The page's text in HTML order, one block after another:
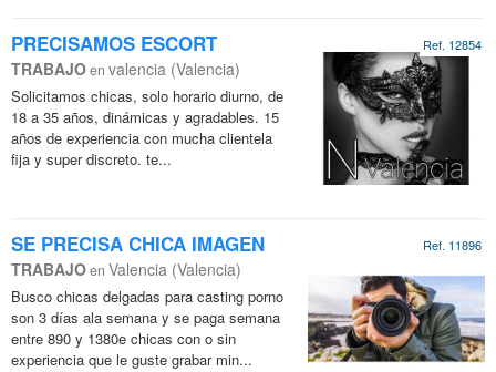
Ref. 12854
PRECISAMOS ESCORT
TRABAJOen valencia (Valencia)
Solicitamos chicas, solo horario diurno, de
18 a 35 años, dinámicas y agradables. 15
años de experiencia con mucha clientela
fija y super discreto. te...
Ref. 11896
SE PRECISA CHICA IMAGEN
TRABAJOen Valencia (Valencia)
Busco chicas delgadas para casting porno
son 3 días ala semana y se paga semana
entre 890 y 1380e chicas con o sin
experiencia que le guste grabar min...